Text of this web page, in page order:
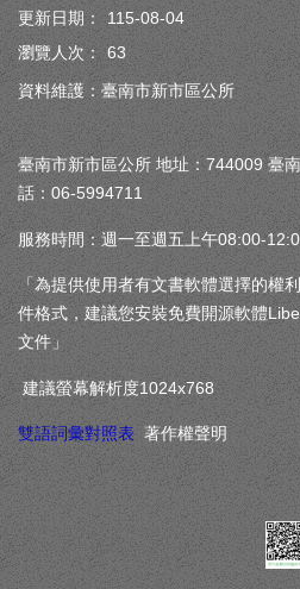
更新日期：
115-08-04
瀏覽人次：
63
資料維護：臺南市新市區公所
臺南市新市區公所 地址：744009
話：06-5994711
服務時間：週一至週五上午08:00-
「為提供使用者有文書軟體選擇的權
件格式，建議您安裝免費開源軟體
文件」
建議螢幕解析度1024x768
雙語詞彙對照表 著作權聲明